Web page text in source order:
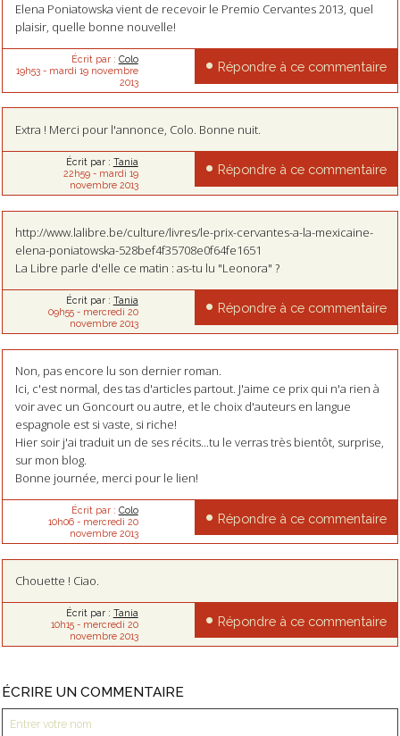
Elena Poniatowska vient de recevoir le Premio Cervantes 2013, quel
plaisir, quelle bonne nouvelle!
Écrit par : Colo
19h53- mardi 19 novembre
2013
Répondre à ce commentaire
Extra ! Merci pour l'annonce, Colo. Bonne nuit.
Écrit par : Tania
22h59- mardi 19
novembre 2013
Répondre à ce commentaire
http://www.lalibre.be/culture/livres/le-prix-cervantes-a-la-mexicaine-
elena-poniatowska-528bef4f35708e0f64fe1651
La Libre parle d'elle ce matin : as-tu lu "Leonora" ?
Écrit par : Tania
09h55- mercredi 20
novembre 2013
Répondre à ce commentaire
Non, pas encore lu son dernier roman.
Ici, c'est normal, des tas d'articles partout. J'aime ce prix qui n'a rien à
voir avec un Goncourt ou autre, et le choix d'auteurs en langue
espagnole est si vaste, si riche!
Hier soir j'ai traduit un de ses récits...tu le verras très bientôt, surprise,
sur mon blog.
Bonne journée, merci pour le lien!
Écrit par : Colo
10h06- mercredi 20
novembre 2013
Répondre à ce commentaire
Chouette ! Ciao.
Écrit par : Tania
10h15- mercredi 20
novembre 2013
Répondre à ce commentaire
ÉCRIRE UN COMMENTAIRE